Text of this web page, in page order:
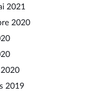
2021
2020
2019